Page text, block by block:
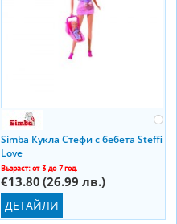
Simba Кукла Стефи с бебета Steffi
Love
Възраст: от 3 до 7 год.
€13.80 (26.99 лв.)
ДЕТАЙЛИ